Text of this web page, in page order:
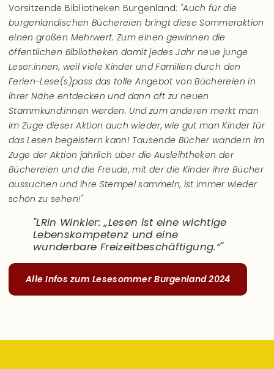
Vorsitzende Bibliotheken Burgenland: "Auch für die
burgenländischen Büchereien bringt diese Sommeraktion
einen großen Mehrwert. Zum einen gewinnen die
öffentlichen Bibliotheken damit jedes Jahr neue junge
Leser:innen, weil viele Kinder und Familien durch den
Ferien-Lese(s)pass das tolle Angebot von Büchereien in
ihrer Nähe entdecken und dann oft zu neuen
Stammkund:innen werden. Und zum anderen merkt man
im Zuge dieser Aktion auch wieder, wie gut man Kinder für
das Lesen begeistern kann! Tausende Bücher wandern im
Zuge der Aktion jährlich über die Ausleihtheken der
Büchereien und die Freude, mit der die Kinder ihre Bücher
aussuchen und ihre Stempel sammeln, ist immer wieder
schön zu sehen!"
LRin Winkler: „Lesen ist eine wichtige
Lebenskompetenz und eine
wunderbare Freizeitbeschäftigung.“
Alle Infos zum Lesesommer Burgenland 2024